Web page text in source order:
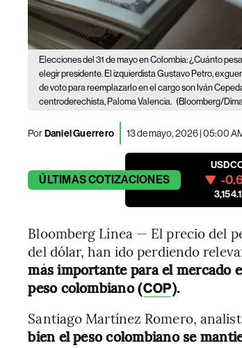
Elecciones del 31 de mayo en Colombia: ¿Cuánto
elegir presidente. El izquierdista Gustavo Petro,
de voto para reemplazarlo en el cargo son Iván
centroderechista, Paloma Valencia. (Bloomberg/
PorDaniel Guerrero 13 de mayo, 2026 | 05:00
ÚLTIMASCOTIZACIONES -
Bloomberg Línea — El precio del
del dólar, han ido perdiendo
más importante para el mercado
peso colombiano (COP).
Santiago Martínez Romero,
bien el peso colombiano se